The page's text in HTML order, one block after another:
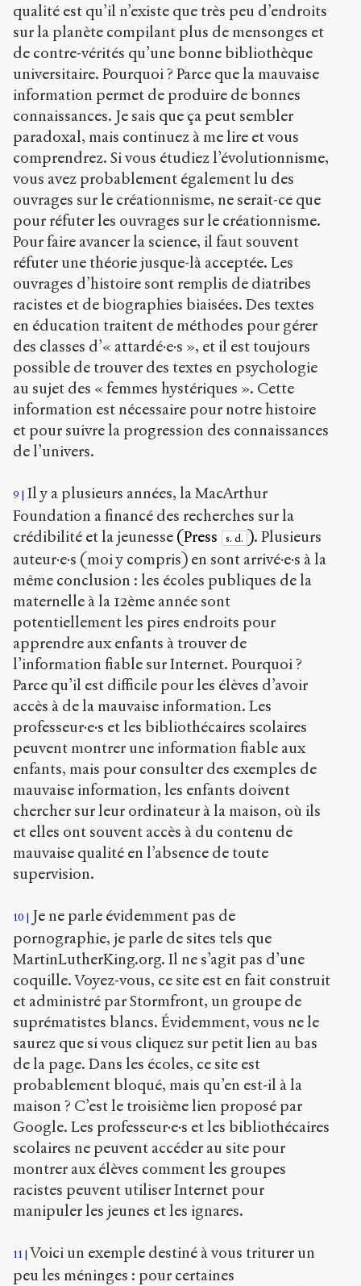
qualité est qu’il n’existe que très peu d’endroits
sur la planète compilant plus de mensonges et
de contre-vérités qu’une bonne bibliothèque
universitaire. Pourquoi ? Parce que la mauvaise
information permet de produire de bonnes
connaissances. Je sais que ça peut sembler
paradoxal, mais continuez à me lire et vous
comprendrez. Si vous étudiez l’évolutionnisme,
vous avez probablement également lu des
ouvrages sur le créationnisme, ne serait-ce que
pour réfuter les ouvrages sur le créationnisme.
Pour faire avancer la science, il faut souvent
réfuter une théorie jusque-là acceptée. Les
ouvrages d’histoire sont remplis de diatribes
racistes et de biographies biaisées. Des textes
en éducation traitent de méthodes pour gérer
des classes d’« attardé·e·s », et il est toujours
possible de trouver des textes en psychologie
au sujet des « femmes hystériques ». Cette
information est nécessaire pour notre histoire
et pour suivre la progression des connaissances
de l’univers.
9
Il y a plusieurs années, la MacArthur
Foundation a financé des recherches sur la
crédibilité et la jeunesse (Press s. d. ). Plusieurs
auteur·e·s (moi y compris) en sont arrivé·e·s à la
même conclusion : les écoles publiques de la
maternelle à la 12ème année sont
potentiellement les pires endroits pour
apprendre aux enfants à trouver de
l’information fiable sur Internet. Pourquoi ?
Parce qu’il est difficile pour les élèves d’avoir
accès à de la mauvaise information. Les
professeur·e·s et les bibliothécaires scolaires
peuvent montrer une information fiable aux
enfants, mais pour consulter des exemples de
mauvaise information, les enfants doivent
chercher sur leur ordinateur à la maison, où ils
et elles ont souvent accès à du contenu de
mauvaise qualité en l’absence de toute
supervision.
10
Je ne parle évidemment pas de
pornographie, je parle de sites tels que
MartinLutherKing.org. Il ne s’agit pas d’une
coquille. Voyez-vous, ce site est en fait construit
et administré par Stormfront, un groupe de
suprématistes blancs. Évidemment, vous ne le
saurez que si vous cliquez sur petit lien au bas
de la page. Dans les écoles, ce site est
probablement bloqué, mais qu’en est-il à la
maison ? C’est le troisième lien proposé par
Google. Les professeur·e·s et les bibliothécaires
scolaires ne peuvent accéder au site pour
montrer aux élèves comment les groupes
racistes peuvent utiliser Internet pour
manipuler les jeunes et les ignares.
11 Voici un exemple destiné à vous triturer un
peu les méninges : pour certaines